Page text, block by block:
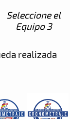
Seleccione el
Equipo 3
realizada